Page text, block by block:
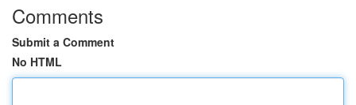
Comments
Submit a Comment
No HTML